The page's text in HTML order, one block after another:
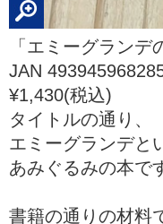
「エミーグランデ
JAN
¥1,430(税込)
タイトルの通り、
エミーグランデと
あみぐるみの本で
書籍の通りの材料